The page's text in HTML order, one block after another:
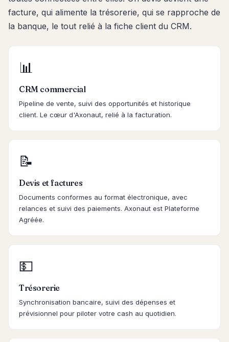
facture, qui alimente la trésorerie, qui se rapproche de
la banque, le tout relié à la fiche client du CRM.
📊
CRM commercial
Pipeline de vente, suivi des opportunités et historique
client. Le cœur d'Axonaut, relié à la facturation.
📝
Devis et factures
Documents conformes au format électronique, avec
relances et suivi des paiements. Axonaut est Plateforme
Agréée.
💵
Trésorerie
Synchronisation bancaire, suivi des dépenses et
prévisionnel pour piloter votre cash au quotidien.